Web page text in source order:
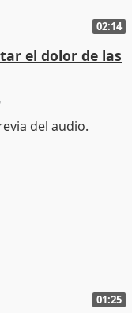
02:14
el dolor de las
01:25